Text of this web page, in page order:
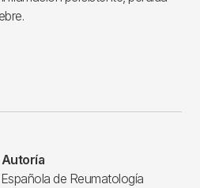
Autoría
de Reumatología